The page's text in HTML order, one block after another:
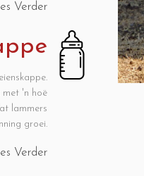
Verder
met 'n hoë
lammers
groei.
Verder